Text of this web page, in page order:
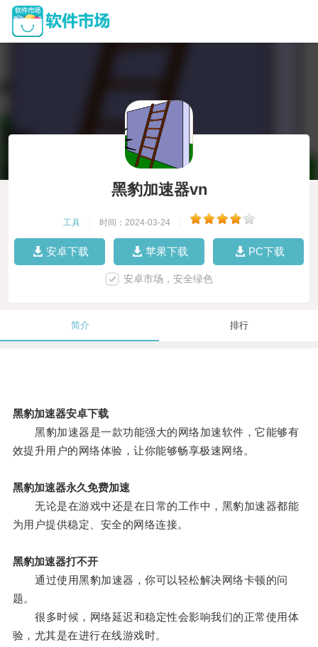
黑豹加速器vn
工具 时间：2024-03-24
安卓下载 苹果下载 PC下载
安卓市场，安全绿色
简介 排行
黑豹加速器安卓下载
黑豹加速器是一款功能强大的网络加速软件，它能够有
效提升用户的网络体验，让你能够畅享极速网络。
黑豹加速器永久免费加速
无论是在游戏中还是在日常的工作中，黑豹加速器都能
为用户提供稳定、安全的网络连接。
黑豹加速器打不开
通过使用黑豹加速器，你可以轻松解决网络卡顿的问
题。
很多时候，网络延迟和稳定性会影响我们的正常使用体
验，尤其是在进行在线游戏时。